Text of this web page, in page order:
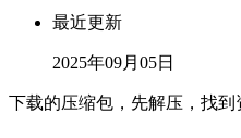
最近更新
2025年09月05日
下载的压缩包，先解压，找到